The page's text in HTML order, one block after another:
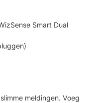
Smart Dual
meldingen. Voeg